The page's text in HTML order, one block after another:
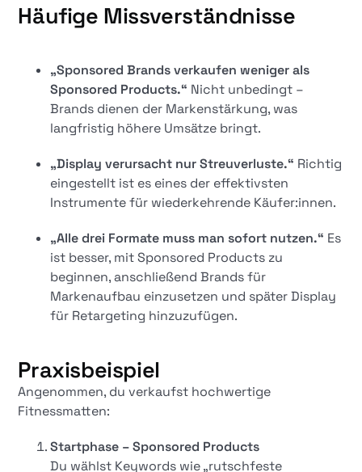
Häufige Missverständnisse
„Sponsored Brands verkaufen weniger als
Sponsored Products.“ Nicht unbedingt –
Brands dienen der Markenstärkung, was
langfristig höhere Umsätze bringt.
„Display verursacht nur Streuverluste.“ Richtig
eingestellt ist es eines der effektivsten
Instrumente für wiederkehrende Käufer:innen.
„Alle drei Formate muss man sofort nutzen.“ Es
ist besser, mit Sponsored Products zu
beginnen, anschließend Brands für
Markenaufbau einzusetzen und später Display
für Retargeting hinzuzufügen.
Praxisbeispiel
Angenommen, du verkaufst hochwertige
Fitnessmatten:
Startphase – Sponsored Products
Du wählst Keywords wie „rutschfeste